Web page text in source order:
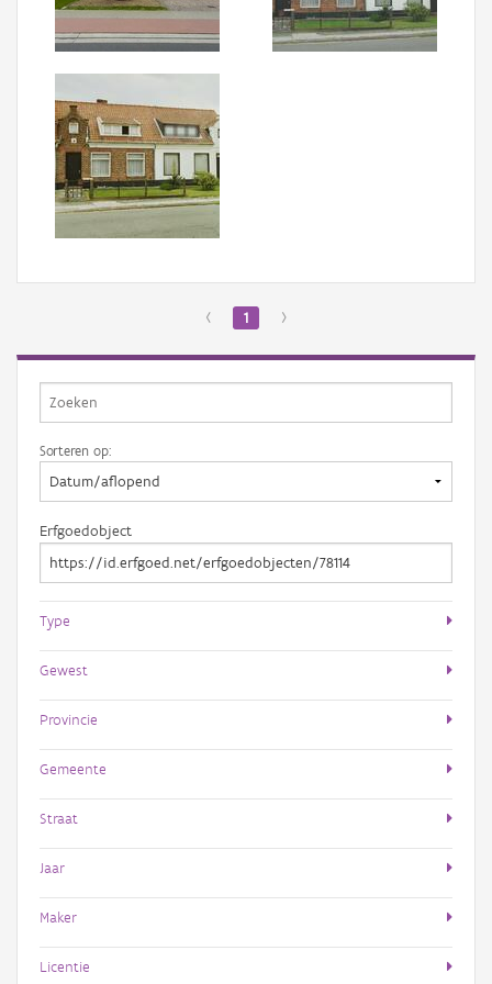
Aanmelden
‹ 1 ›
Sorteren op:
Erfgoedobject
Type
Gewest
Provincie
Gemeente
Straat
Jaar
Maker
Licentie